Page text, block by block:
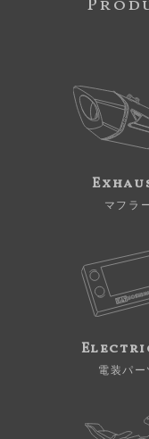
マフラ
電装パー